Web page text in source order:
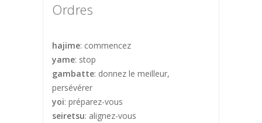
Ordres
hajime: commencez
yame: stop
gambatte: donnez le meilleur,
persévérer
yoi: préparez-vous
seiretsu: alignez-vous